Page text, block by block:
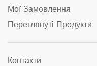
Мої Замовлення
Переглянуті Продукти
Контакти